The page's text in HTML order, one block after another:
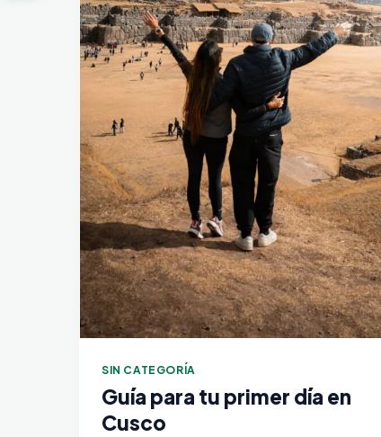
SIN CATEGORÍA
Guía para tu primer día en
Cusco